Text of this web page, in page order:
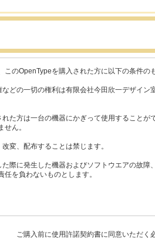
のOpenTypeを購入された方に以下の条件の
どの一切の権利は有限会社今田欣一デザイ
た方は一台の機器にかぎって使用すること
ん。
変、配布することは禁じます。
際に発生した機器およびソフトウエアの故障
を負わないものとします。
ご購入前に使用許諾契約書に同意いただく